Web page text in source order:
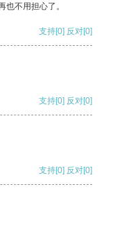
不用担心了。
支持[0] 反对[0]
支持[0] 反对[0]
支持[0] 反对[0]